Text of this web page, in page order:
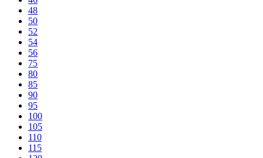
48
50
52
54
56
75
80
85
90
95
100
105
110
115